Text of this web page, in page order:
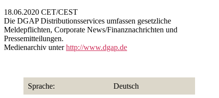
18.06.2020 CET/CEST
Die DGAP Distributionsservices umfassen gesetzliche
Meldepflichten, Corporate News/Finanznachrichten und
Pressemitteilungen.
Medienarchiv unterhttp://www.dgap.de
Sprache: Deutsch